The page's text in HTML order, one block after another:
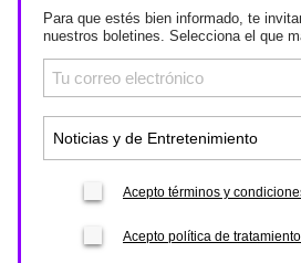
Para que estés bien informado, te
nuestros boletines. Selecciona el que
Acepto términos y
Acepto política de